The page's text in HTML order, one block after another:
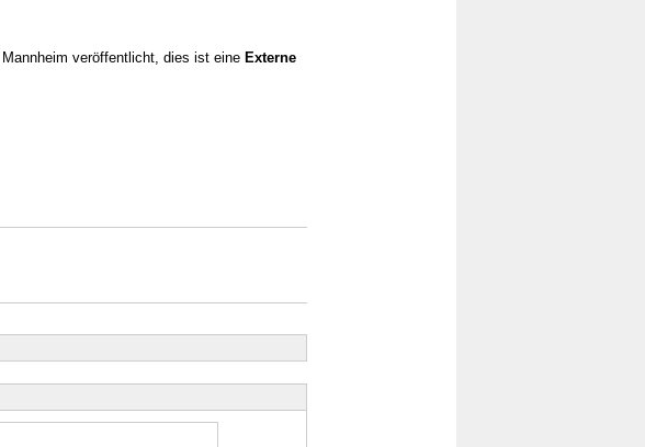
veröffentlicht, dies ist eine Externe